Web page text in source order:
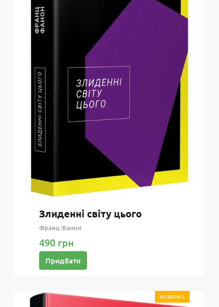
Злиденні світу цього
Франц Фанон
490 грн
Придбати
НОВИНКА